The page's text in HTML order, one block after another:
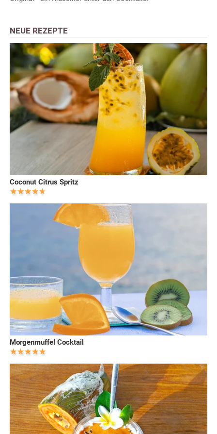
NEUE REZEPTE
Coconut Citrus Spritz
Morgenmuffel Cocktail